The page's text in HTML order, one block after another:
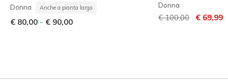
Donna Anche a pianta larga
€ 80,00 - € 90,00
Donna
Prezzo ridotto da
€ 100,00per€ 69,99